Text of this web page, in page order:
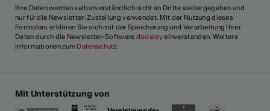
Ihre Daten werden selbstverständlich nicht an Dritte weitergegeben und
nur für die Newsletter-Zustellung verwendet. Mit der Nutzung dieses
Formulars erklären Sie sich mit der Speicherung und Verarbeitung Ihrer
Daten durch die Newsletter-Software dodeleyeinverstanden. Weitere
Informationen zum Datenschutz.
Mit Unterstützung von